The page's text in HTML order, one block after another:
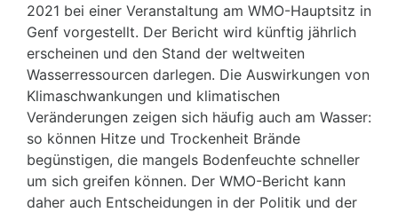
2021 bei einer Veranstaltung am WMO-Hauptsitz in
Genf vorgestellt. Der Bericht wird künftig jährlich
erscheinen und den Stand der weltweiten
Wasserressourcen darlegen. Die Auswirkungen von
Klimaschwankungen und klimatischen
Veränderungen zeigen sich häufig auch am Wasser:
so können Hitze und Trockenheit Brände
begünstigen, die mangels Bodenfeuchte schneller
um sich greifen können. Der WMO-Bericht kann
daher auch Entscheidungen in der Politik und der